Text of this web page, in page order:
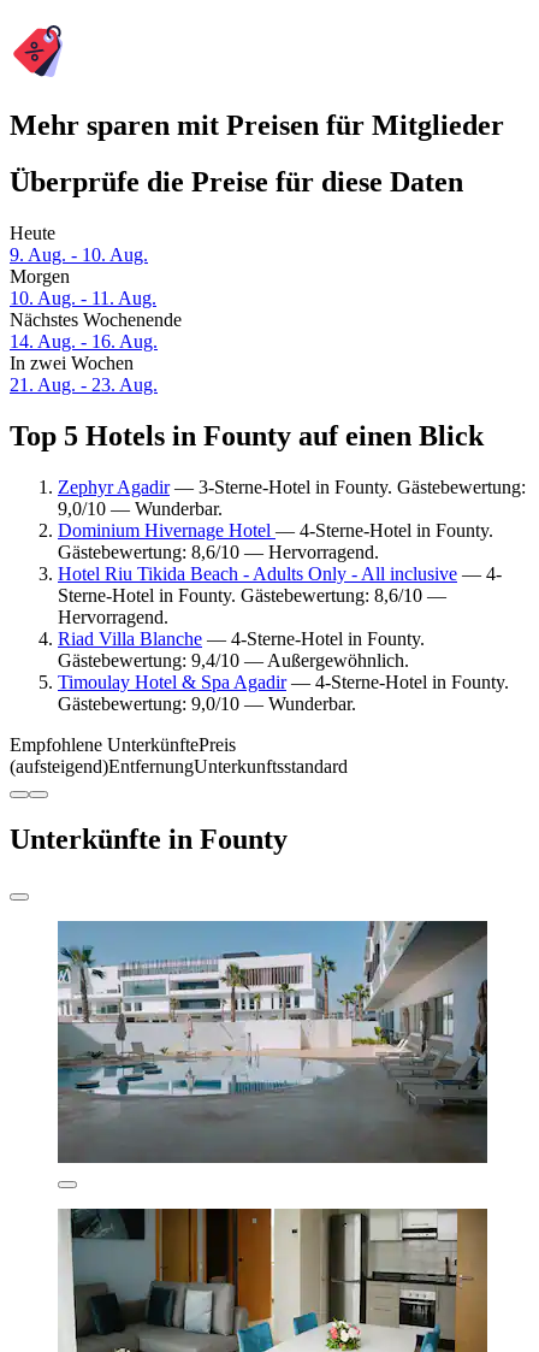
Mehr sparen mit Preisen für Mitglieder
Überprüfe die Preise für diese Daten
Heute
9. Aug. - 10. Aug.
Morgen
10. Aug. - 11. Aug.
Nächstes Wochenende
14. Aug. - 16. Aug.
In zwei Wochen
21. Aug. - 23. Aug.
Top 5 Hotels in Founty auf einen Blick
Zephyr Agadir— 3-Sterne-Hotel in Founty. Gästebewertung:
9,0/10 — Wunderbar.
Dominium Hivernage Hotel — 4-Sterne-Hotel in Founty.
Gästebewertung: 8,6/10 — Hervorragend.
Hotel Riu Tikida Beach - Adults Only - All inclusive — 4-
Sterne-Hotel in Founty. Gästebewertung: 8,6/10 —
Hervorragend.
Riad Villa Blanche — 4-Sterne-Hotel in Founty.
Gästebewertung: 9,4/10 — Außergewöhnlich.
Timoulay Hotel & Spa Agadir— 4-Sterne-Hotel in Founty.
Gästebewertung: 9,0/10 — Wunderbar.
Empfohlene UnterkünftePreis
(aufsteigend)EntfernungUnterkunftsstandard
Unterkünfte in Founty